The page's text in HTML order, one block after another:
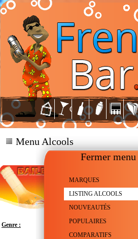
Fermer menu
MARQUES
LISTING ALCOOLS
NOUVEAUTÉS
POPULAIRES
COMPARATIFS
Menu Alcools
Genre : Liqueur aromatisée à la noix de Coco